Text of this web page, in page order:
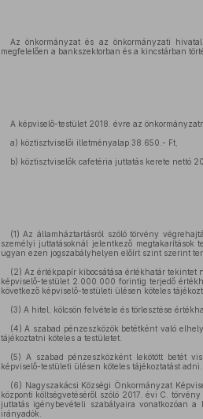
Az önkormányzat és az önkormányzati
megfelelően a bankszektorban és a kincstárban
A képviselő-testület 2018. évre az
a) köztisztviselői illetményalap 38.650.- Ft,
b) köztisztviselők cafetéria juttatás kerete nettó
(1) Az államháztartásról szóló törvény
személyi juttatásoknál jelentkező megtakarítások
ugyan ezen jogszabályhelyen előírt szint szerint
(2) Az értékpapír kibocsátása értékhatár tekintet
képviselő-testület 2.000.000 forintig terjedő
következő képviselő-testületi ülésen köteles
(3) A hitel, kölcsön felvétele és törlesztése
(4) A szabad pénzeszközök betétként való
tájékoztatni köteles a testületet.
(5) A szabad pénzeszközként lekötött betét
képviselő-testületi ülésen köteles tájékoztatást adni.
(6) Nagyszakácsi Községi Önkormányzat
központi költségvetéséről szóló 2017. évi C.
juttatás igénybevételi szabályaira vonatkozóan a
irányadók.